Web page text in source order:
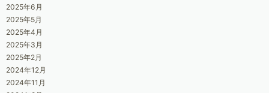
2025年6月
2025年5月
2025年4月
2025年3月
2025年2月
2024年12月
2024年11月